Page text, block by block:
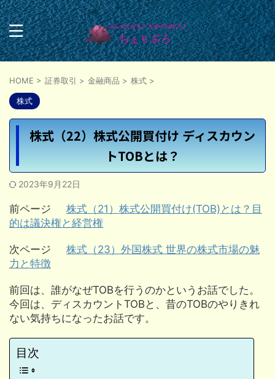
HOME > 証券取引 > 金融商品 > 株式 >
株式
株式（22）株式公開買付け ディスカウン
トTOBとは？
2023年9月22日
前ページ 株式（21）株式公開買付け(TOB)とは？目
的は議決権と経営権
次ページ 株式（23）外国株式 世界の株式市場の魅
力と特徴
前回は、誰がなぜTOBを行うのかというお話でした。
今回は、ディスカウントTOBと、昔のTOBのやりきれ
ない気持ちになったお話です。
目次